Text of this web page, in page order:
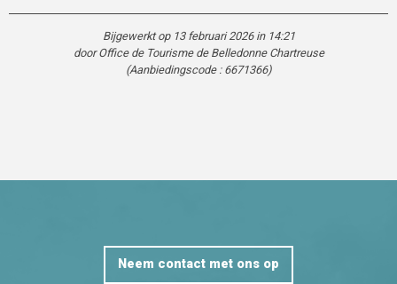
Bijgewerkt op 13 februari 2026 in 14:21
door Office de Tourisme de Belledonne Chartreuse
(Aanbiedingscode : 6671366)
Neem contact met ons op